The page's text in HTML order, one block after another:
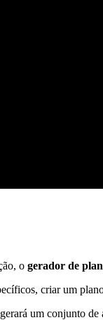
o gerador de
criar um
um conjunto de